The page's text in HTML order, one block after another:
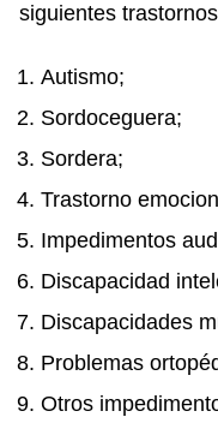
siguientes
Autismo;
Sordoceguera;
Sordera;
Trastorno
Impedimentos
Discapacidad
Discapacidades
Problemas
Otros